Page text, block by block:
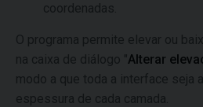
coordenadas.
O programa permite elevar ou
na caixa de diálogo "Alterar
modo a que toda a interface seja
espessura de cada camada.